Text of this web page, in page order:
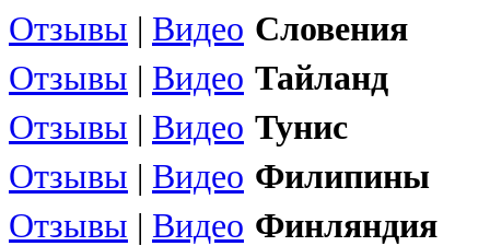
Отзывы | Видео Словения
Отзывы | Видео Тайланд
Отзывы | Видео Тунис
Отзывы | Видео Филипины
Отзывы | Видео Финляндия